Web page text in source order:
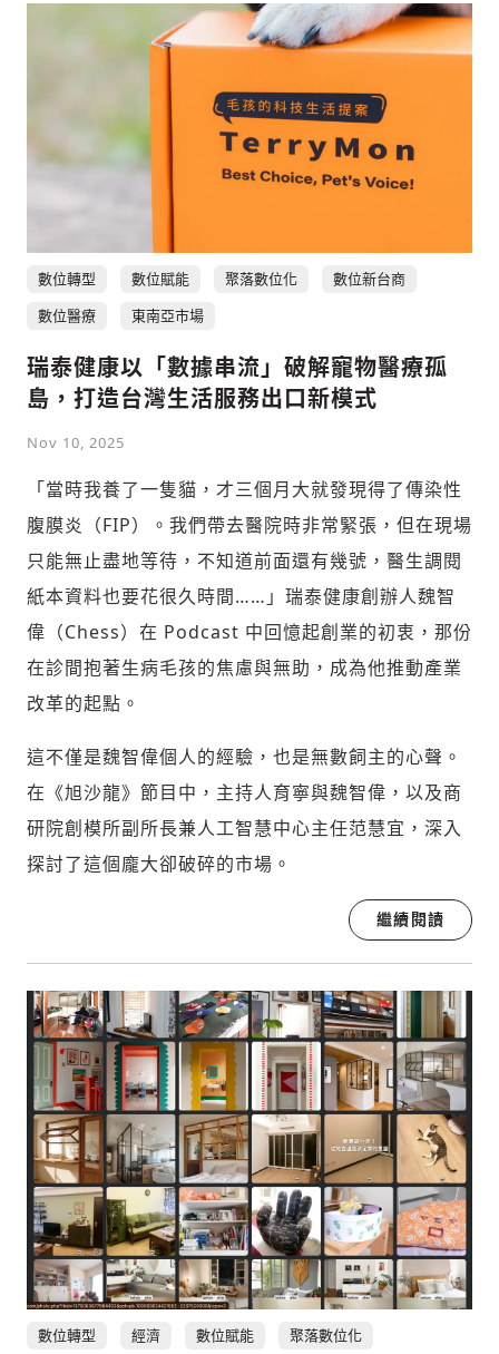
數位轉型 數位賦能 聚落數位化
數位新台商
數位醫療
東南亞市場
瑞泰健康以「數據串流」破解寵物醫療孤
島，打造台灣生活服務出口新模式
Nov 10, 2025
「當時我養了一隻貓，才三個月大就發現得了傳染性
腹膜炎（FIP）。我們帶去醫院時非常緊張，但在現場
只能無止盡地等待，不知道前面還有幾號，醫生調閱
紙本資料也要花很久時間……」瑞泰健康創辦人魏智
偉（Chess）在 Podcast 中回憶起創業的初衷，那份
在診間抱著生病毛孩的焦慮與無助，成為他推動產業
改革的起點。
這不僅是魏智偉個人的經驗，也是無數飼主的心聲。
在《旭沙龍》節目中，主持人育寧與魏智偉，以及商
研院創模所副所長兼人工智慧中心主任范慧宜，深入
探討了這個龐大卻破碎的市場。
繼續閱讀
數位轉型 經濟 數位賦能
聚落數位化